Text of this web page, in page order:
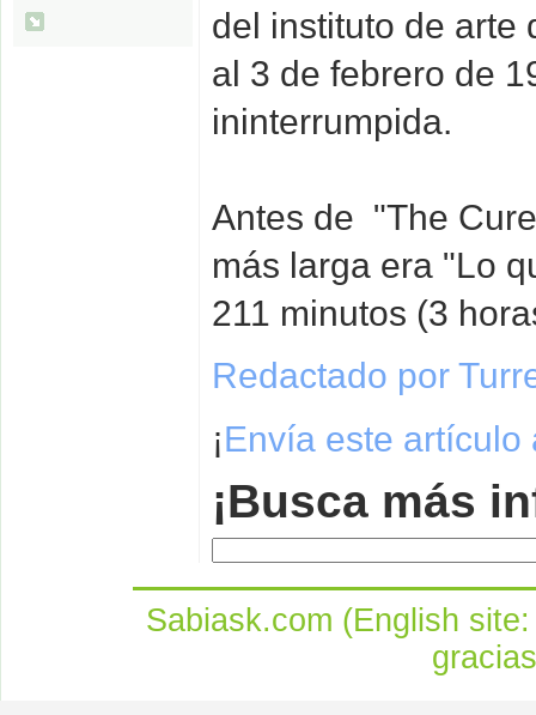
del instituto de arte
al 3 de febrero de
ininterrumpida.
Antes de "The
más larga era "Lo
211 minutos (3
Redactado por
¡Envía este artículo
¡Busca más
Sabiask.com (English